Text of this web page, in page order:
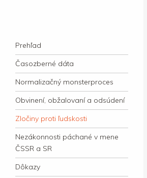
súdny proces v dejnách slovenskej justície
Navigation
Skip to content
Prehľad
Časozberné dáta
Normalizačný monsterproces
Obvinení, obžalovaní a odsúdení
Zločiny proti ľudskosti
Nezákonnosti páchané v mene
ČSSR a SR
Dôkazy